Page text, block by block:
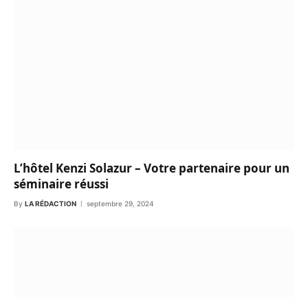
L’hôtel Kenzi Solazur – Votre partenaire pour un
séminaire réussi
By LA RÉDACTION septembre 29, 2024